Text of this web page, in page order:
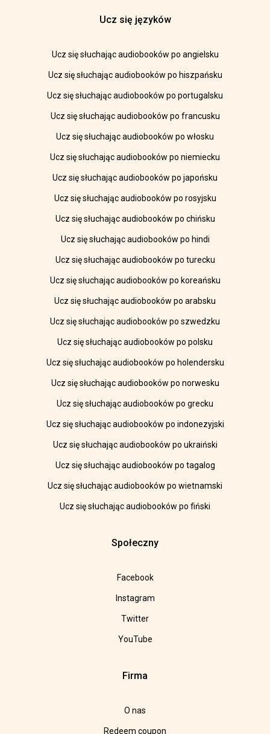
Ucz się języków
Ucz się słuchając audiobooków po angielsku
Ucz się słuchając audiobooków po hiszpańsku
Ucz się słuchając audiobooków po portugalsku
Ucz się słuchając audiobooków po francusku
Ucz się słuchając audiobooków po włosku
Ucz się słuchając audiobooków po niemiecku
Ucz się słuchając audiobooków po japońsku
Ucz się słuchając audiobooków po rosyjsku
Ucz się słuchając audiobooków po chińsku
Ucz się słuchając audiobooków po hindi
Ucz się słuchając audiobooków po turecku
Ucz się słuchając audiobooków po koreańsku
Ucz się słuchając audiobooków po arabsku
Ucz się słuchając audiobooków po szwedzku
Ucz się słuchając audiobooków po polsku
Ucz się słuchając audiobooków po holendersku
Ucz się słuchając audiobooków po norwesku
Ucz się słuchając audiobooków po grecku
Ucz się słuchając audiobooków po indonezyjski
Ucz się słuchając audiobooków po ukraiński
Ucz się słuchając audiobooków po tagalog
Ucz się słuchając audiobooków po wietnamski
Ucz się słuchając audiobooków po fiński
Społeczny
Facebook
Instagram
Twitter
YouTube
Firma
O nas
Redeem coupon